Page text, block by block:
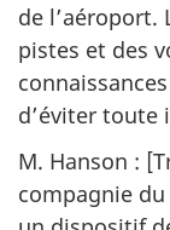
de l’aéroport.
pistes et des
d’éviter toute
M. Hanson :
compagnie du